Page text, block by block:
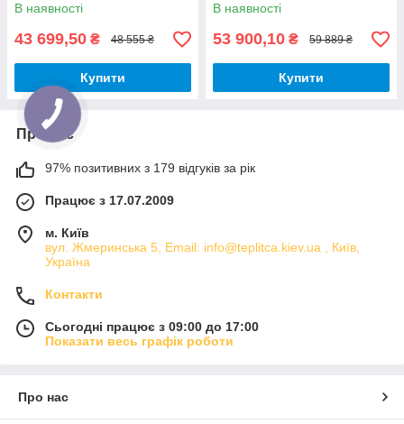
В наявності
43 699,50 ₴ 48 555 ₴
Купити
В наявності
53 900,10 ₴ 59 889 ₴
Купити
Про нас
97% позитивних з 179 відгуків за рік
Працює з 17.07.2009
м. Київ
вул. Жмеринська 5, Email: info@teplitca.kiev.ua , Київ,
Україна
Контакти
Сьогодні працює з 09:00 до 17:00
Показати весь графік роботи
Про нас